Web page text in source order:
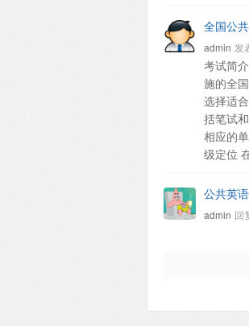
全国公
admin 发
考试简介
施的全
选择适
括笔试
相应的
级定位
试，
绩。任
和大学
属级)
自学考
公共英
admin 回